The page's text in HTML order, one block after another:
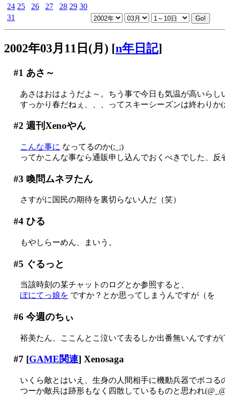
24 25 26 27 28 29 30
31
2002年03月11日(月) [n年日記]
#1 あさ～
あさはおはようだよ～。ちう事で今日も気温が高いらし
すっかり春だねぇ、、、ってスキーシーズンは終わりか
#2 週刊Xenoやん
こんな事に なってるのか(;_;)
ってかこんな事なら通販申し込んでおくべきでした、反
#3 喚問ムネヲたん
さすがに国民の期待を裏切らない人だ（笑）
#4ひる
もやしらーめん、まいう。
#5 ぐるっと
当該時刻の某チャットのログとか参照すると、
ぽにてっ娘を ですか？とか思ってしまうんですが（を
#6 今週のちぃ
裕美たん、ここんとこ泣いて去るしか出番無いんですが
#7 [GAME関連] Xenosaga
いくら敵とはいえ、生身の人間相手に機動兵器でボコ
つーか敵兵は跡形もなく四散しているものと思われ